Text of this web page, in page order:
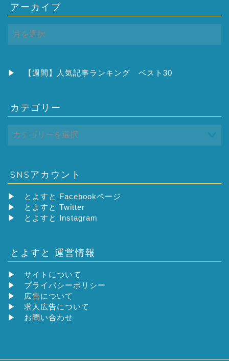
アーカイブ
ー
ブ
▶ 【週間】人気記事ランキング ベスト30
カテゴリー
SNSアカウント
▶
とよすと Facebookページ
▶
とよすと Twitter
▶
とよすと Instagram
とよすと 運営情報
▶ サイトについて
▶ プライバシーポリシー
▶ 広告について
▶ 求人広告について
▶ お問い合わせ